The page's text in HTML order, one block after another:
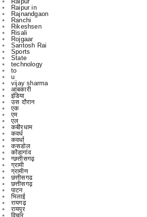
Risali
Rojgaar
Santosh Rai
Sports
State
technology
to
u
vijay sharma
आबकारी
इंडिया
उस दौरान
एक
एम
एल
कबीरधाम
कवर्ध
कवर्धा
कसडोल
कोंडागांव
ग्छत्तीसगढ़
ग्रामी
ग्रामीण
छत्तीसगढ
छत्तीसगढ़
पाटन
भिलाई
रायगढ़
रायपुर
विचार
विचार मंथन
विचारमंथन
शहर
शहरChhattisgarrh